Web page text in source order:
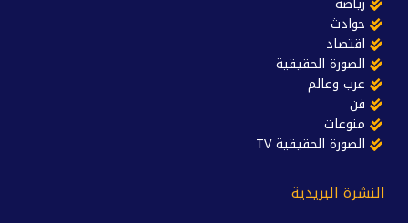
حوادث
اقتصاد
الصورة الحقيقية
عرب وعالم
فن
منوعات
الصورة الحقيقية TV
النشرة البريدية